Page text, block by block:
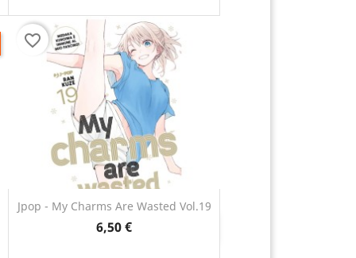
Jpop - My Charms Are Wasted Vol.19
6,50 €
Anteprima
favorite_border